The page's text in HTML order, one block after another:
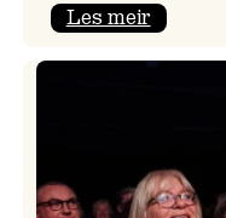
Les meir: